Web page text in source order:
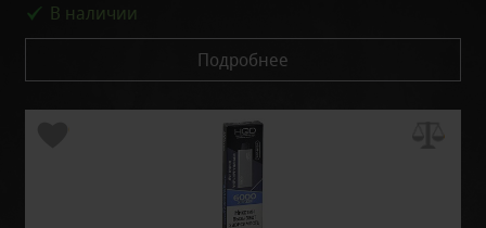
В наличии
Подробнее